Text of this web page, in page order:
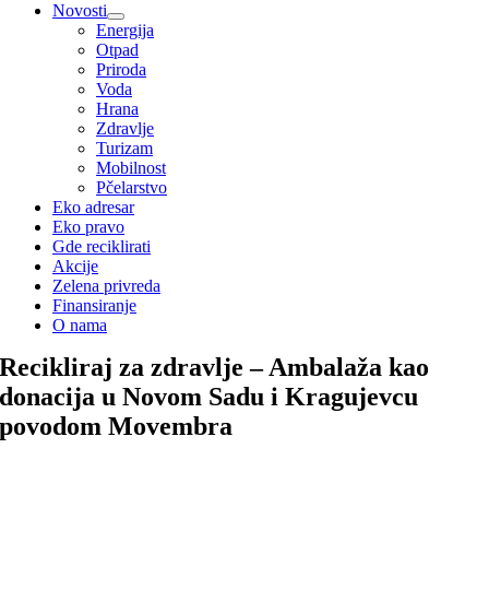
Novosti
Energija
Otpad
Priroda
Voda
Hrana
Zdravlje
Turizam
Mobilnost
Pčelarstvo
Eko adresar
Eko pravo
Gde reciklirati
Akcije
Zelena privreda
Finansiranje
O nama
Recikliraj za zdravlje – Ambalaža kao
donacija u Novom Sadu i Kragujevcu
povodom Movembra